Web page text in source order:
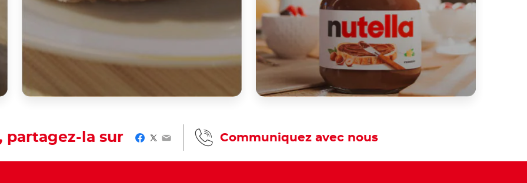
partagez-la sur Facebook
Twitter
Email Communiquez avec nous